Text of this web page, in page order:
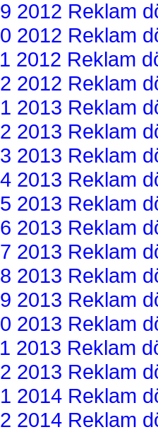
2012 Reklam
2012 Reklam
2012 Reklam
2012 Reklam
2013 Reklam
2013 Reklam
2013 Reklam
2013 Reklam
2013 Reklam
2013 Reklam
2013 Reklam
2013 Reklam
2013 Reklam
2013 Reklam
2013 Reklam
2013 Reklam
2014 Reklam
2014 Reklam